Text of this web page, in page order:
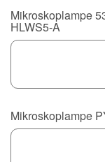
Mikroskoplampe
HLWS5-A
Mikroskoplampe